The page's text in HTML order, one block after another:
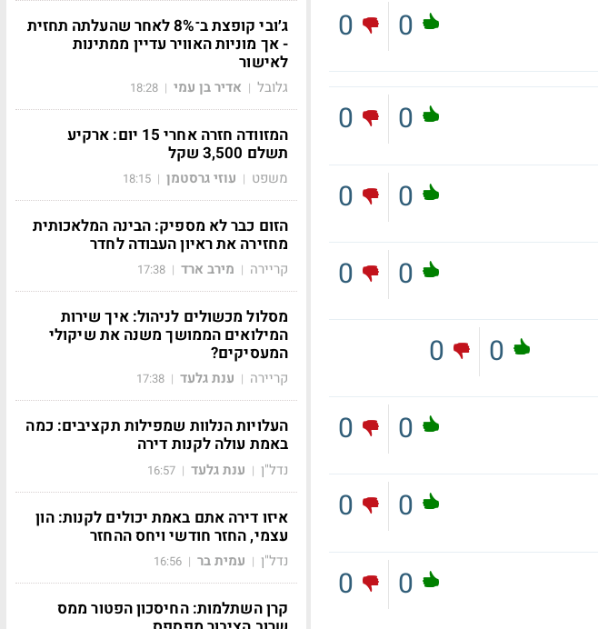
0
0
0
0
0
0
0
0
0
0
0
0
0
0
0
0
ג׳ובי קופצת ב־8% לאחר שהעלתה תחזית
- אך מוניות האוויר עדיין ממתינות
לאישור
גלובל | אדיר בן עמי |
18:28
המזוודה חזרה אחרי 15 יום: ארקיע
תשלם 3,500 שקל
משפט | עוזי גרסטמן |
18:15
הזום כבר לא מספיק: הבינה המלאכותית
מחזירה את ראיון העבודה לחדר
קריירה | מירב ארד |
17:38
מסלול מכשולים לניהול: איך שירות
המילואים הממושך משנה את שיקולי
המעסיקים?
קריירה | ענת גלעד |
17:38
העלויות הנלוות שמפילות תקציבים: כמה
באמת עולה לקנות דירה
נדל"ן | ענת גלעד |
16:57
איזו דירה אתם באמת יכולים לקנות: הון
עצמי, החזר חודשי ויחס ההחזר
נדל"ן | עמית בר |
16:56
קרן השתלמות: החיסכון הפטור ממס